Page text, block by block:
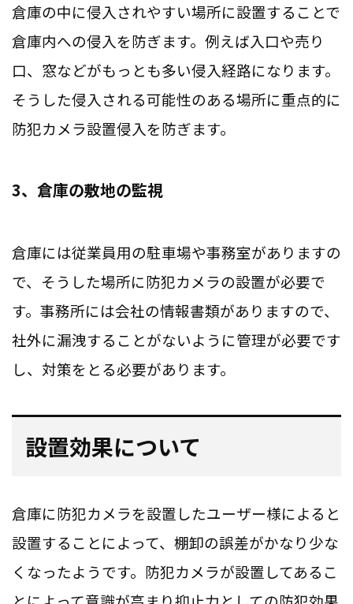
倉庫の中に侵入されやすい場所に設置することで
倉庫内への侵入を防ぎます。例えば入口や売り
口、窓などがもっとも多い侵入経路になります。
そうした侵入される可能性のある場所に重点的に
防犯カメラ設置侵入を防ぎます。
3、倉庫の敷地の監視
倉庫には従業員用の駐車場や事務室がありますの
で、そうした場所に防犯カメラの設置が必要で
す。事務所には会社の情報書類がありますので、
社外に漏洩することがないように管理が必要です
し、対策をとる必要があります。
設置効果について
倉庫に防犯カメラを設置したユーザー様によると
設置することによって、棚卸の誤差がかなり少な
くなったようです。防犯カメラが設置してあるこ